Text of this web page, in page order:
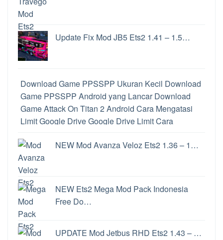
Update Fix Mod JB5 Ets2 1.41 – 1.5…
Download Game PPSSPP Ukuran Kecil Download
Game PPSSPP Android yang Lancar Download
Game Attack On Titan 2 Android Cara Mengatasi
Limit Google DriveGoogle Drive LimitCara
PPSSPP Untuk PC Perbedaan PPSSPP dan
PPSSPP Gold
Android
Convoy Ets2Game Penghasil uang Langsung Ke
Rekening
Game Penghasil Uang Update Windows
11 Cara Update Windows 11
Fitur Windows 11
MembayarAplikasi Penghasil Uang Ets2 Apk
NEW Mod Avanza Veloz Ets2 1.36 – 1…
NEW Ets2 Mega Mod Pack Indonesia
Free Do…
UPDATE Mod Jetbus RHD Ets2 1.43 – …